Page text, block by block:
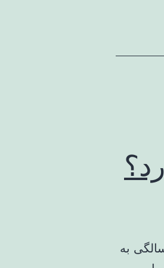
داد افرادی که به ۱۰۰ سالگی رسیدند، معمولاً از ۶۰ سالگی به